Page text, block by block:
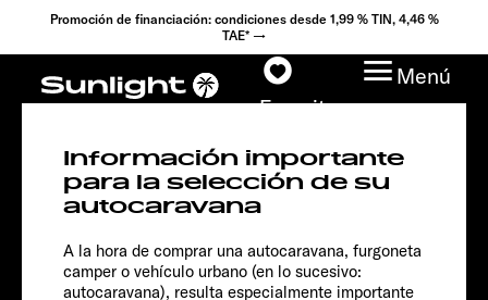
Promoción de financiación: condiciones desde 1,99 % TIN, 4,46 %
TAE* →
Favoritos
Menú
Configurador
Información importante
para la selección de su
autocaravana
A la hora de comprar una autocaravana, furgoneta
camper o vehículo urbano (en lo sucesivo:
autocaravana), resulta especialmente importante
T 66 SAdventure